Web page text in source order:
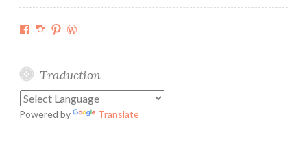
Facebook
Instagram
Pinterest
Traduction
Powered by Translate